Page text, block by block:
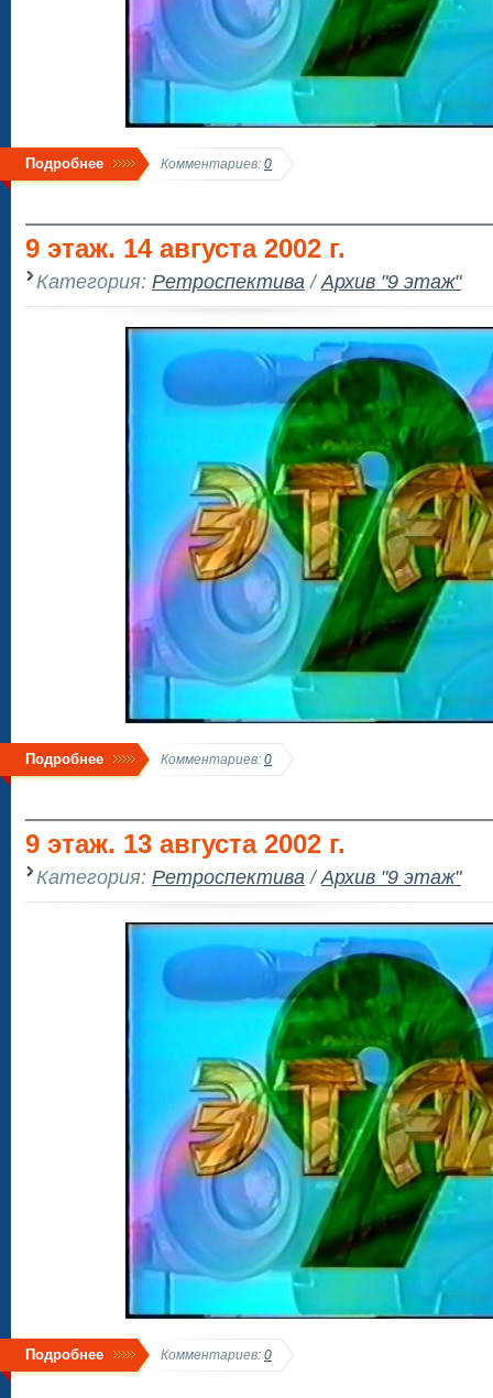
Подробнее Комментариев: 0
9 этаж. 14 августа 2002 г.
Категория: Ретроспектива /Архив "9 этаж"
Подробнее Комментариев: 0
9 этаж. 13 августа 2002 г.
Категория: Ретроспектива /Архив "9 этаж"
Подробнее Комментариев: 0